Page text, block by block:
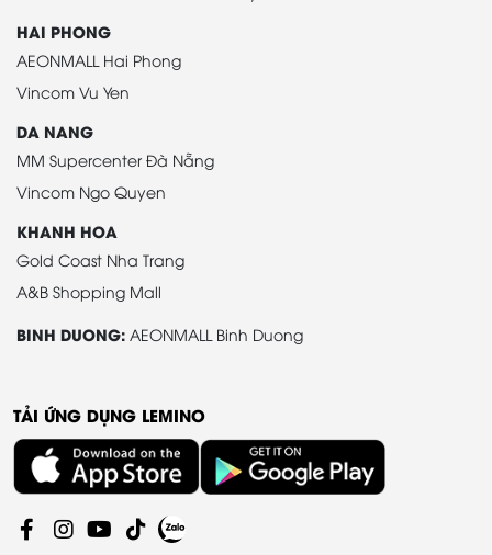
HAI PHONG
AEONMALL Hai Phong
Vincom Vu Yen
DA NANG
MM Supercenter Đà Nẵng
Vincom Ngo Quyen
KHANH HOA
Gold Coast Nha Trang
A&B Shopping Mall
BINH DUONG: AEONMALL Binh Duong
TẢI ỨNG DỤNG LEMINO